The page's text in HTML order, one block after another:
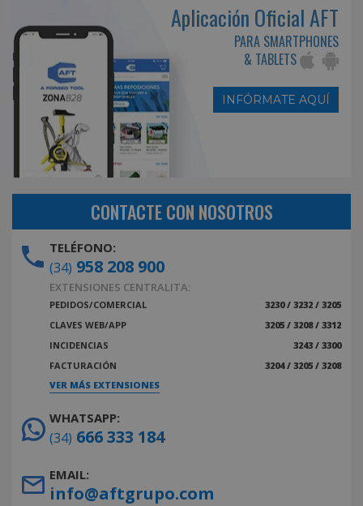
Aplicación Oficial AFT
PARA SMARTPHONES
& TABLETS
INFÓRMATE AQUÍ
CONTACTE CON NOSOTROS
TELÉFONO:
(34) 958 208 900
EXTENSIONES CENTRALITA:
PEDIDOS/COMERCIAL
3230 / 3232 / 3205
CLAVES WEB/APP
3205 / 3208 / 3312
INCIDENCIAS
3243 / 3300
FACTURACIÓN
3204 / 3205 / 3208
VER MÁS EXTENSIONES
WHATSAPP:
(34) 666 333 184
EMAIL:
info@aftgrupo.com